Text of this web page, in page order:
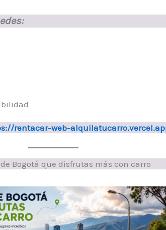
rentacar-web-
Bogotá que disfrutas más con carro